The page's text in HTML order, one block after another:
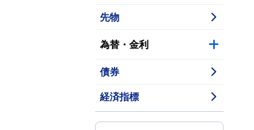
先物
為替・金利
債券
経済指標